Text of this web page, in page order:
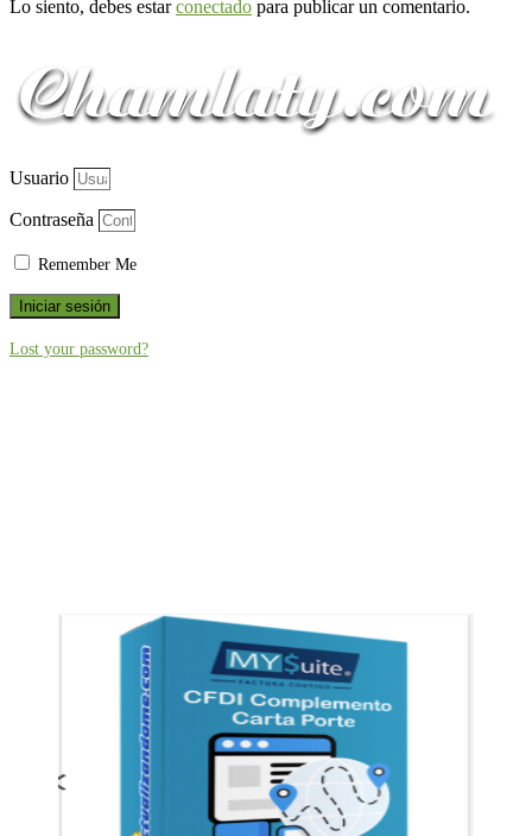
Lo siento, debes estarconectado para publicar un comentario.
Usuario
Contraseña
Remember Me
Iniciar sesión
Lost your password?